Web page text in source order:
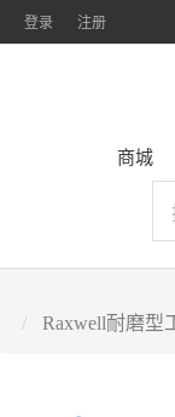
登录 注册
商城
Raxwell耐磨型